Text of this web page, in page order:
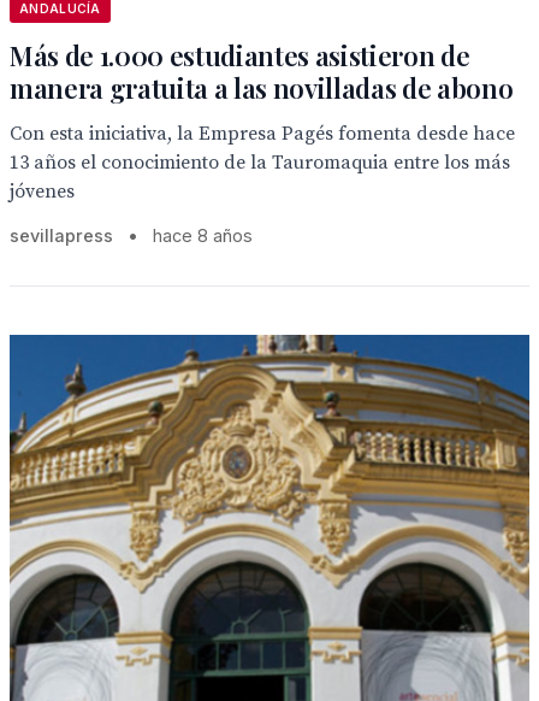
ANDALUCÍA
Más de 1.000 estudiantes asistieron de
manera gratuita a las novilladas de abono
Con esta iniciativa, la Empresa Pagés fomenta desde hace
13 años el conocimiento de la Tauromaquia entre los más
jóvenes
sevillapress • hace 8 años